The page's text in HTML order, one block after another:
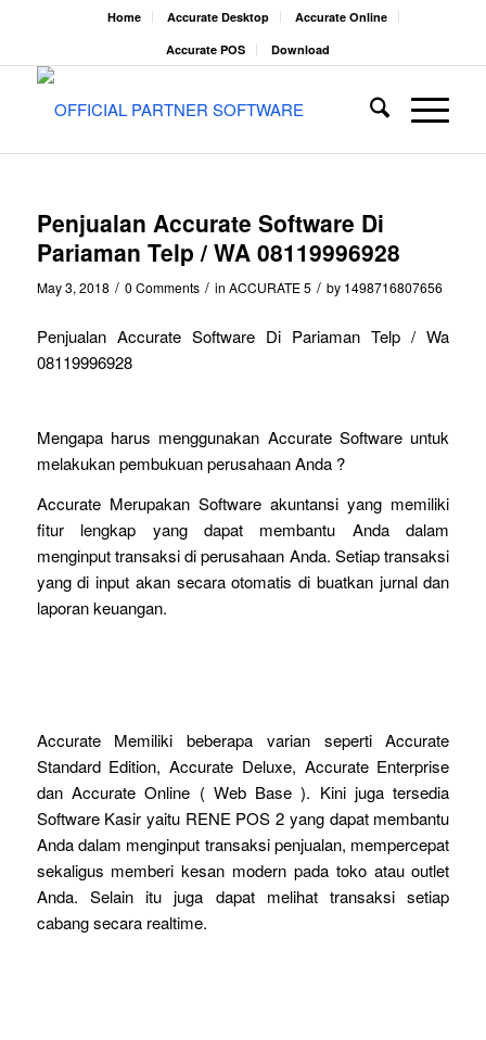
Home Accurate Desktop
Accurate Online
Accurate POS
Download
Penjualan Accurate Software Di
Pariaman Telp / WA 08119996928
May 3, 2018 / 0 Comments / in ACCURATE 5 / by 1498716807656
Penjualan Accurate Software Di Pariaman Telp / Wa
08119996928
Mengapa harus menggunakan Accurate Software untuk
melakukan pembukuan perusahaan Anda ?
Accurate Merupakan Software akuntansi yang memiliki
fitur lengkap yang dapat membantu Anda dalam
menginput transaksi di perusahaan Anda. Setiap transaksi
yang di input akan secara otomatis di buatkan jurnal dan
laporan keuangan.
Accurate Memiliki beberapa varian seperti Accurate
Standard Edition, Accurate Deluxe, Accurate Enterprise
dan Accurate Online ( Web Base ). Kini juga tersedia
Software Kasir yaitu RENE POS 2 yang dapat membantu
Anda dalam menginput transaksi penjualan, mempercepat
sekaligus memberi kesan modern pada toko atau outlet
Anda. Selain itu juga dapat melihat transaksi setiap
cabang secara realtime.